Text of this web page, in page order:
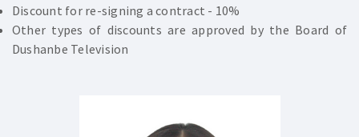
Discount for re-signing a contract - 10%
Other types of discounts are approved by the Board of
Dushanbe Television